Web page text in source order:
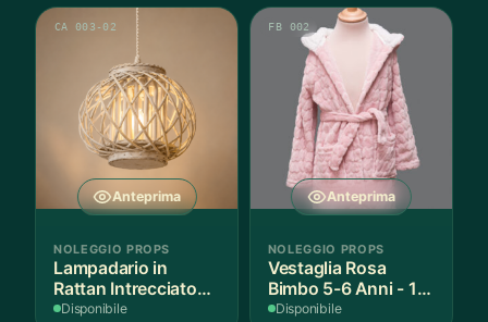
Anteprima
CA 003-02
NOLEGGIO PROPS
Lampadario in
Rattan Intrecciato
Bianco
Disponibile
Anteprima
FB 002
NOLEGGIO PROPS
Vestaglia Rosa
Bimbo 5-6 Anni - 1
Pezzo
Disponibile